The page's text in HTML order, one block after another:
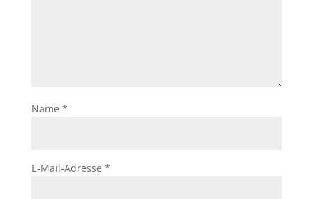
Name *
E-Mail-Adresse *